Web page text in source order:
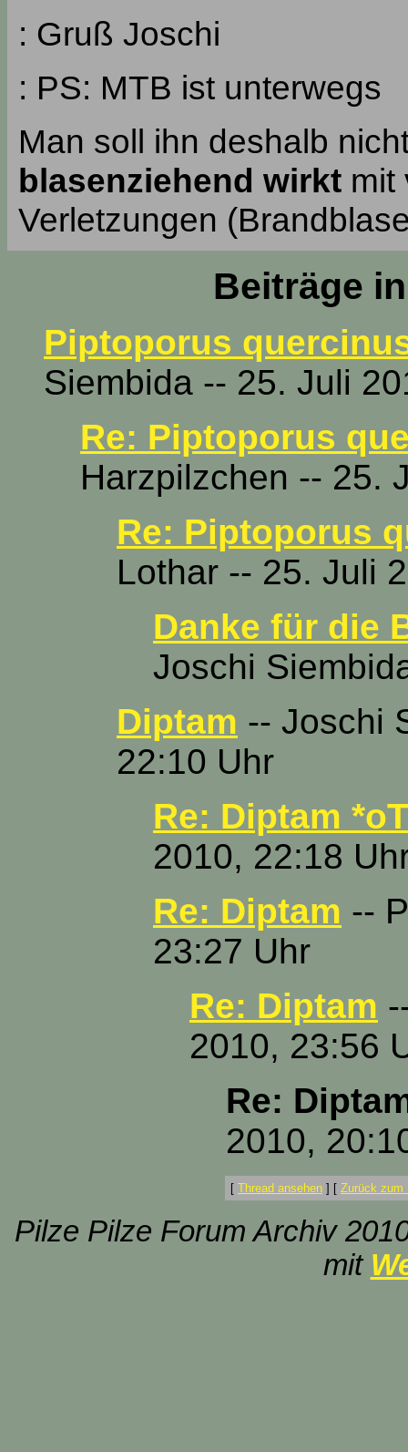
: Gruß Joschi
: PS: MTB ist unterwegs
Man soll ihn deshalb
blasenziehend wirkt mit
Verletzungen
Beiträge
Piptoporus
Siembida -- 25. Juli
Re: Piptoporus
Harzpilzchen -- 25.
Re: Piptoporus
Lothar -- 25. Juli
Danke für die
Joschi
Diptam -- Joschi
22:10 Uhr
Re: Diptam
2010, 22:18
Re: Diptam --
23:27 Uhr
Re: Diptam
2010, 23:56
Re:
2010,
[ Thread ansehen ] [ Zurück zum
Pilze Pilze Forum Archiv
mit